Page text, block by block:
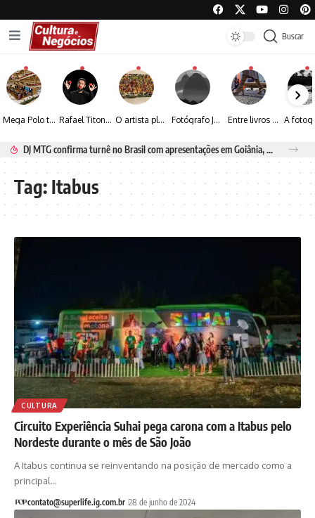
Buscar
Mega Polo transforma lançamento de coleção em plataforma nacional de negócios e projeta crescimento de mais de 15% Rafael Titonelly leva magia e acolhimento a crianças em tratamento oncológico em Juiz de Fora O artista plástico Jorge Luiz transforma sustentabilidade e criatividade em arte contemporânea Fotógrafo José Roberto apresenta um olhar sensível sobre arquitetura, formas e luz na fotografia Entre livros e fotografia autoral, Sebastião Reis consolida uma trajetória marcada pelo olhar artístico
Tag:Itabus
CULTURA
Circuito Experiência Suhai pega carona com a Itabus pelo
Nordeste durante o mês de São João
A Itabus continua se reinventando na posição de mercado como a
principal…
contato@superlife.ig.com.br 28 de junho de 2024